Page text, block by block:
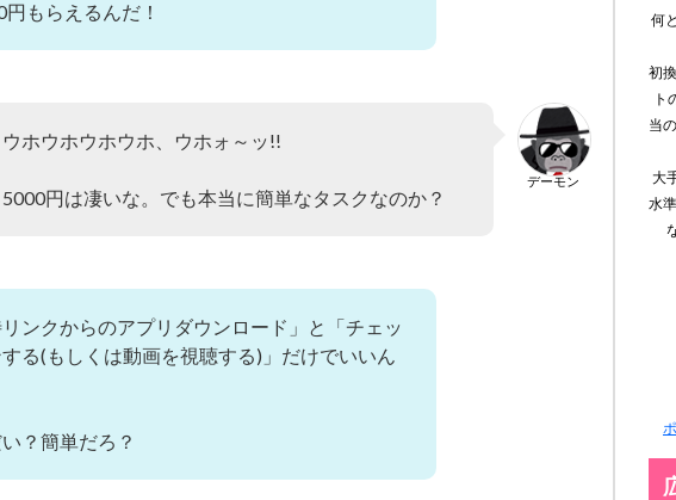
円もらえるんだ！
デーモン
ウホウホウホウホ、ウホォ～ッ!!
5000円は凄いな。でも本当に簡単なタスクなのか？
リンクからのアプリダウンロード」と「チェッ
る(もしくは動画を視聴する)」だけでいいん
？簡単だろ？
何
初
ト
当
大
水